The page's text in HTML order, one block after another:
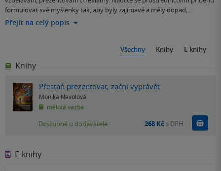
formulovat své myšlenky tak, aby byly zajímavé a měly dopad,…
Přejít na celý popis
Všechny Knihy E-knihy
Knihy
Přestaň prezentovat, začni vyprávět
Monika Nevolová
měkká vazba
Dostupné u dodavatele 268 Kč s DPH
E-knihy